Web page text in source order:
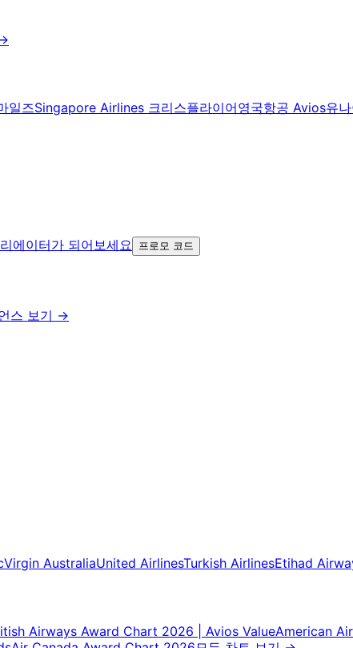
일즈Singapore Airlines 크리스플라이어영국항공 Avios유
에이터가 되어보세요 프로모 코드
스 보기 →
Virgin AustraliaUnited AirlinesTurkish AirlinesEtihad
Airways Award Chart 2026 | Avios ValueAmerican